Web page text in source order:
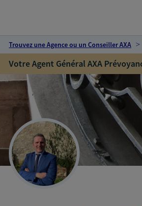
Trouvez une Agence ou un Conseiller AXA
Votre Agent Général AXA